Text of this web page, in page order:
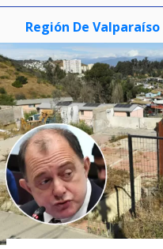
Región De Valparaíso